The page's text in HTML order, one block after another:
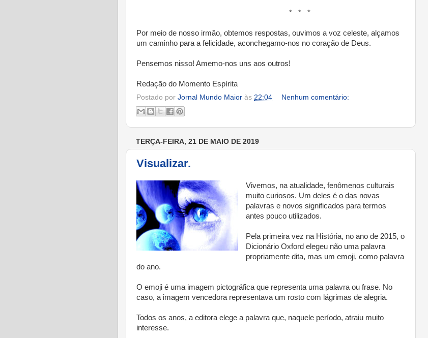
* * *
Por meio de nosso irmão, obtemos respostas, ouvimos a voz celeste, alçamos
um caminho para a felicidade, aconchegamo-nos no coração de Deus.
Pensemos nisso! Amemo-nos uns aos outros!
Redação do Momento Espírita
Postado por Jornal Mundo Maior às 22:04 Nenhum comentário:
TERÇA-FEIRA, 21 DE MAIO DE 2019
Visualizar.
Vivemos, na atualidade, fenômenos culturais
muito curiosos. Um deles é o das novas
palavras e novos significados para termos
antes pouco utilizados.
Pela primeira vez na História, no ano de 2015, o
Dicionário Oxford elegeu não uma palavra
propriamente dita, mas um emoji, como palavra
do ano.
O emoji é uma imagem pictográfica que representa uma palavra ou frase. No
caso, a imagem vencedora representava um rosto com lágrimas de alegria.
Todos os anos, a editora elege a palavra que, naquele período, atraiu muito
interesse.